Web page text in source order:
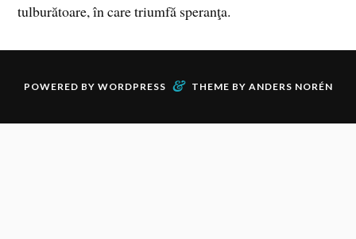
tulburătoare, în care triumfă speranţa.
POWERED BY WORDPRESS & THEME BY ANDERS NORÉN